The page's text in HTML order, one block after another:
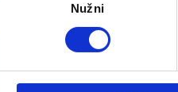
Nužni